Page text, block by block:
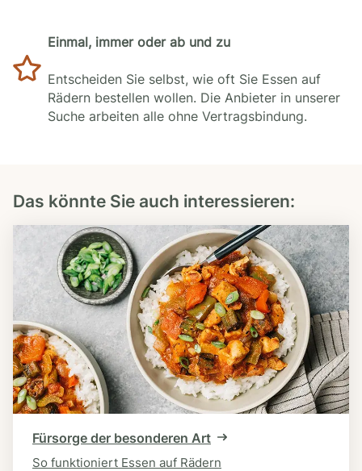
Einmal, immer oder ab und zu
Entscheiden Sie selbst, wie oft Sie Essen auf
Rädern bestellen wollen. Die Anbieter in unserer
Suche arbeiten alle ohne Vertragsbindung.
Das könnte Sie auch interessieren:
Fürsorge der besonderen Art
So funktioniert Essen auf Rädern